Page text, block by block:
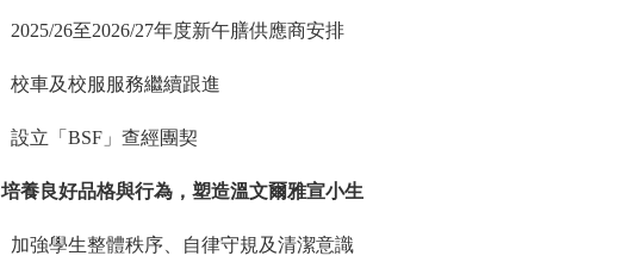
2025/26至2026/27年度新午膳供應商安排
校車及校服服務繼續跟進
設立「BSF 」查經團契
培養良好品格與行為，塑造溫文爾雅宣小生
加強學生整體秩序、自律守規及清潔意識